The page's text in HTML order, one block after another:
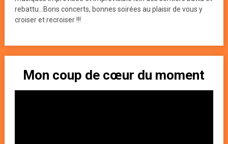
rebattu...Bons concerts, bonnes soirées au plaisir de vous y
croiser et recroiser !!!
Mon coup de cœur du moment